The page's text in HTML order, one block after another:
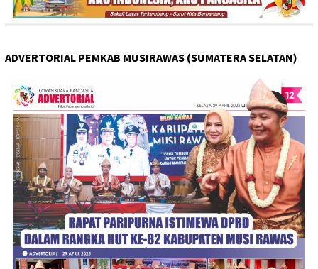
ADVERTORIAL PEMKAB MUSIRAWAS (SUMATERA SELATAN)